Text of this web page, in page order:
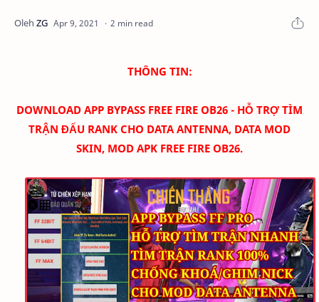
2 min read
THÔNG TIN:
DOWNLOAD APP BYPASS FREE FIRE OB26 - HỖ TRỢ TÌM
TRẬN ĐẤU RANK CHO DATA ANTENNA, DATA MOD
SKIN, MOD APK FREE FIRE OB26.